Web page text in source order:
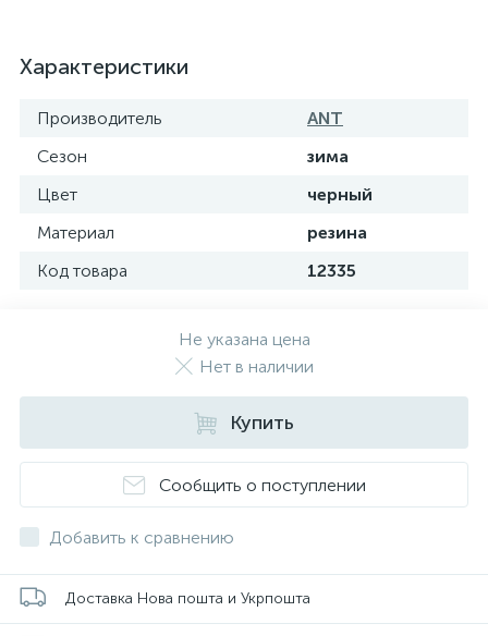
Характеристики
Производитель
ANT
Сезон
зима
Цвет
черный
Материал
резина
Код товара
12335
Не указана цена
Нет в наличии
Купить
Сообщить о поступлении
Добавить к сравнению
Доставка Нова пошта и Укрпошта